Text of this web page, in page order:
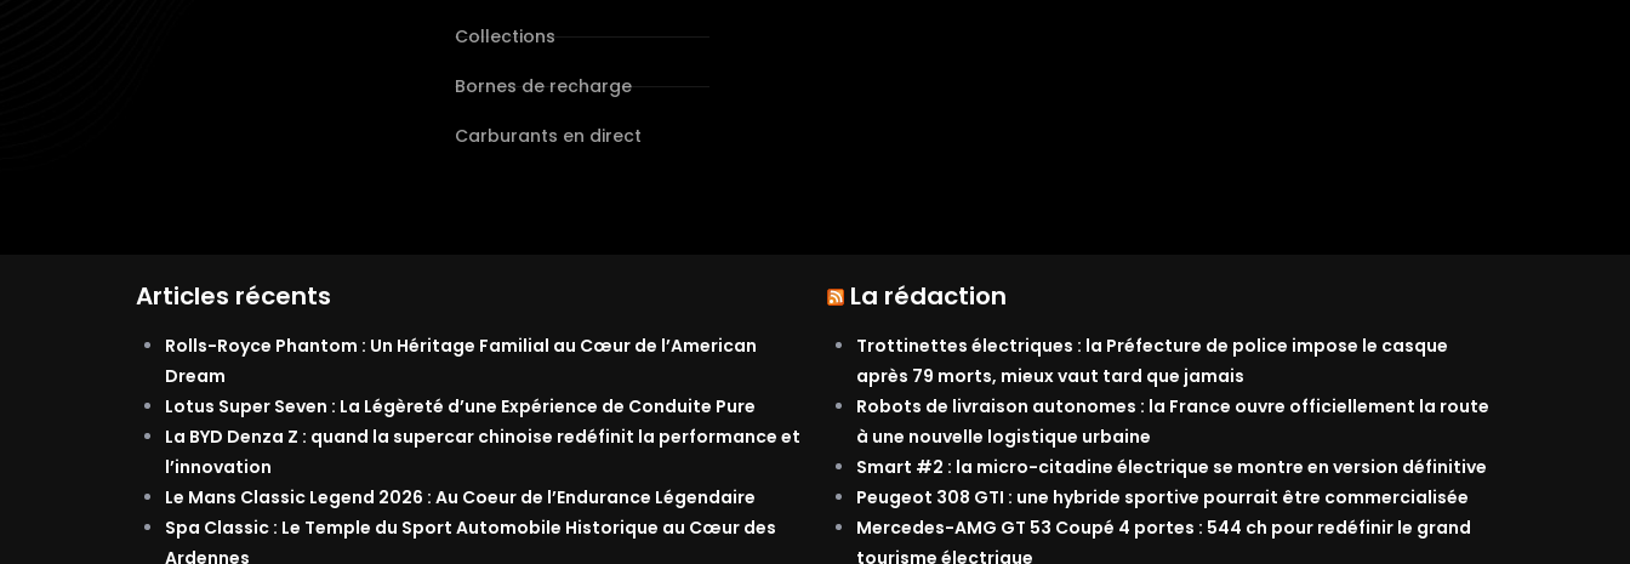
Collections
Bornes de recharge
Carburants en direct
Articles récents
Rolls-Royce Phantom : Un Héritage Familial au Cœur de l’American
Dream
Lotus Super Seven : La Légèreté d’une Expérience de Conduite Pure
La BYD Denza Z : quand la supercar chinoise redéfinit la performance et
l’innovation
Le Mans Classic Legend 2026 : Au Coeur de l’Endurance Légendaire
Spa Classic : Le Temple du Sport Automobile Historique au Cœur des
Ardennes
La rédaction
Trottinettes électriques : la Préfecture de police impose le casque
après 79 morts, mieux vaut tard que jamais
Robots de livraison autonomes : la France ouvre officiellement la route
à une nouvelle logistique urbaine
Smart #2 : la micro-citadine électrique se montre en version définitive
Peugeot 308 GTI : une hybride sportive pourrait être commercialisée
Mercedes-AMG GT 53 Coupé 4 portes : 544 ch pour redéfinir le grand
tourisme électrique